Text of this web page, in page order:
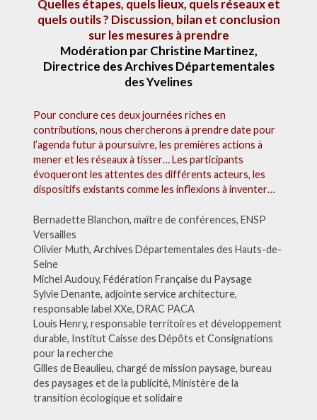
Quelles étapes, quels lieux, quels réseaux et
quels outils ? Discussion, bilan et conclusion
sur les mesures à prendre
Modération par Christine Martinez,
Directrice des Archives Départementales
des Yvelines
Pour conclure ces deux journées riches en
contributions, nous chercherons à prendre date pour
l’agenda futur à poursuivre, les premières actions à
mener et les réseaux à tisser… Les participants
évoqueront les attentes des différents acteurs, les
dispositifs existants comme les inflexions à inventer…
Bernadette Blanchon, maître de conférences, ENSP
Versailles
Olivier Muth, Archives Départementales des Hauts-de-
Seine
Michel Audouy, Fédération Française du Paysage
Sylvie Denante, adjointe service architecture,
responsable label XXe, DRAC PACA
Louis Henry, responsable territoires et développement
durable, Institut Caisse des Dépôts et Consignations
pour la recherche
Gilles de Beaulieu, chargé de mission paysage, bureau
des paysages et de la publicité, Ministère de la
transition écologique et solidaire